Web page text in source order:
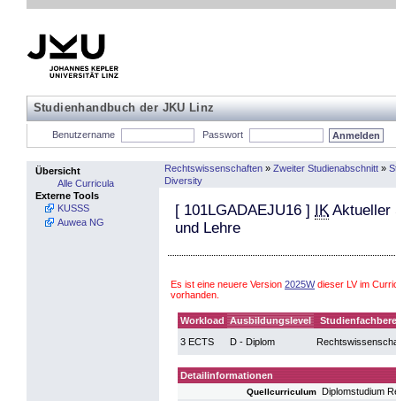
Studienhandbuch der JKU Linz
Benutzername Passwort
Übersicht
Alle Curricula
Externe Tools
KUSSS
Auwea NG
Rechtswissenschaften » Zweiter Studienabschnitt »
Diversity
[ 101LGADAEJU16 ] IK Aktueller
und Lehre
Es ist eine neuere Version 2025Wdieser LV im
vorhanden.
Workload Ausbildungslevel
3 ECTS
D - Diplom
Detailinformationen
Quellcurriculum Diplomstudium